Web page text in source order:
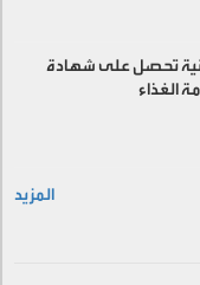
تحصل على شهادة
المزيد